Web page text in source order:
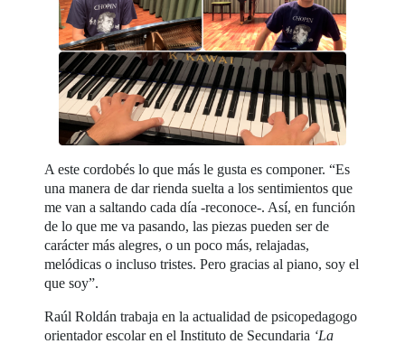
A este cordobés lo que más le gusta es componer. “Es
una manera de dar rienda suelta a los sentimientos que
me van a saltando cada día -reconoce-. Así, en función
de lo que me va pasando, las piezas pueden ser de
carácter más alegres, o un poco más, relajadas,
melódicas o incluso tristes. Pero gracias al piano, soy el
que soy”.
Raúl Roldán trabaja en la actualidad de psicopedagogo
orientador escolar en el Instituto de Secundaria ‘La